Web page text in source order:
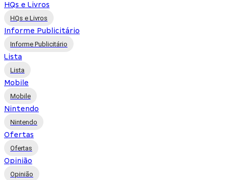
HQs e Livros
HQs e Livros
Informe Publicitário
Informe Publicitário
Lista
Lista
Mobile
Mobile
Nintendo
Nintendo
Ofertas
Ofertas
Opinião
Opinião